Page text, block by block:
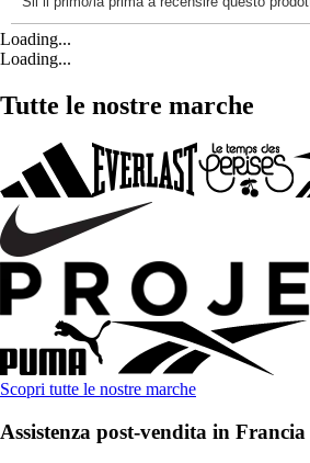
Loading...
Loading...
Tutte le nostre marche
Scopri tutte le nostre marche
Assistenza post-vendita in Francia